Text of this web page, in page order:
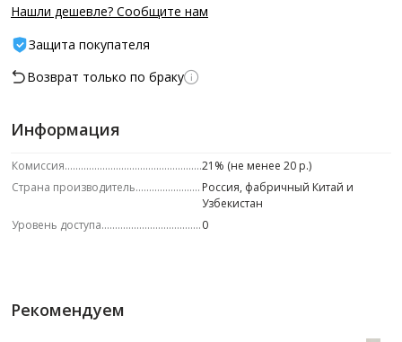
Характеристики -- Состав: 92%Хлопок 8%ПУ
Нашли дешевле? Сообщите нам
Защита покупателя
Возврат только по браку
Информация
Комиссия
21% (не менее 20 р.)
Страна производитель
Россия, фабричный Китай и
Узбекистан
Уровень доступа
0
Рекомендуем